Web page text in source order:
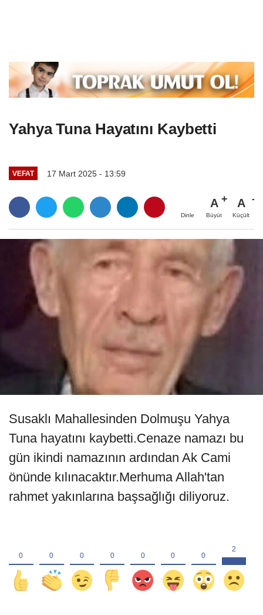
Yahya Tuna Hayatını Kaybetti
VEFAT 17 Mart 2025 - 13:59
Dinle
A
Büyüt
A
Küçült
Susaklı Mahallesinden Dolmuşu Yahya
Tuna hayatını kaybetti.Cenaze namazı bu
gün ikindi namazının ardından Ak Cami
önünde kılınacaktır.Merhuma Allah'tan
rahmet yakınlarına başsağlığı diliyoruz.